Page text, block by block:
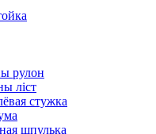
рулон
ліст
стужка
шпулька